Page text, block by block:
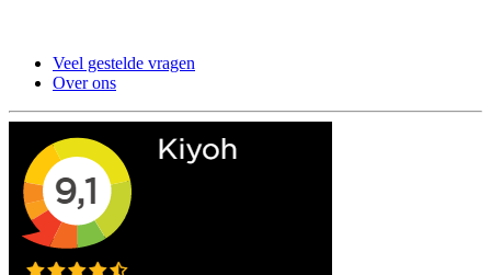
Veel gestelde vragen
Over ons